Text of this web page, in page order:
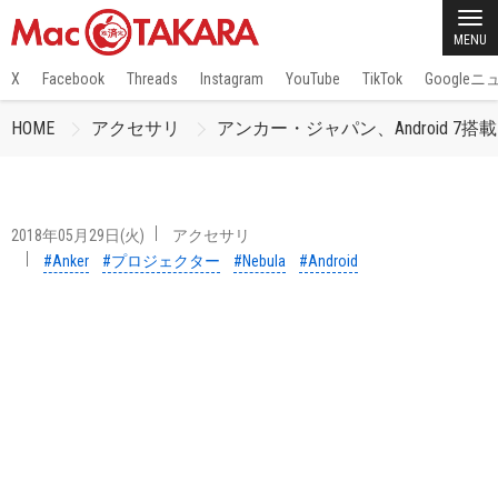
MENU
X Facebook Threads Instagram YouTube TikTok Googleニ
HOME アクセサリ アンカー・ジャパン、Android 7搭
2018年05月29日(火)
アクセサリ
#Anker
#プロジェクター #Nebula #Android